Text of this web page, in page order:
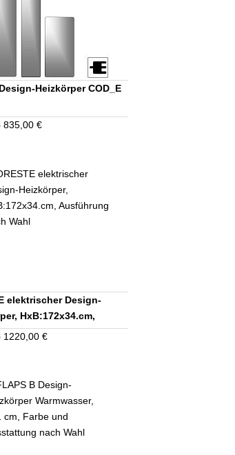
Heizkörper COD_E
835,00 €
elektrischer Design-
HxB:172x34.cm,
nach Wahl
1220,00 €